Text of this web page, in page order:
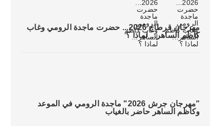
مهرجان قرطاج 2026... حضرت ماجدة الرومي وغاب
كاظم الساهر... لماذا ؟
"مهرجان جرش 2026" ماجدة الرومي في الموعد
وكاظم الساهر حاضر بالغياب